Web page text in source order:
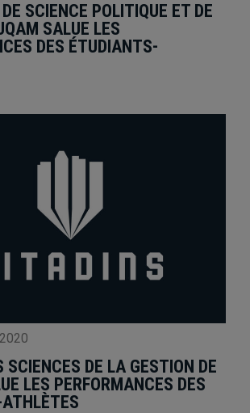
SCIENCE POLITIQUE ET DE
SALUE LES
DES ÉTUDIANTS-
SCIENCES DE LA GESTION DE
LES PERFORMANCES DES